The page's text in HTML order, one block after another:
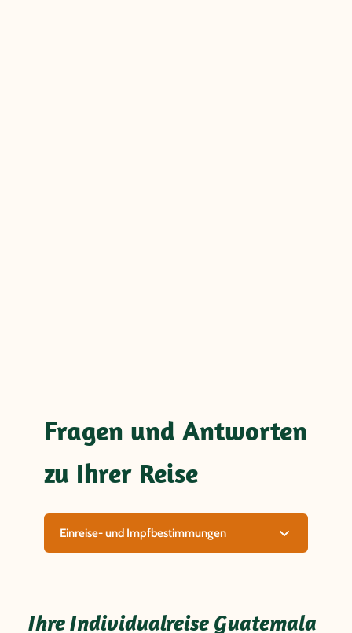
Fragen und Antworten
zu Ihrer Reise
Einreise- und Impfbestimmungen
Ihre Individualreise Guatemala